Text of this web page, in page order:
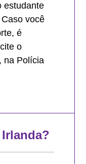
estudante
você
é
o
na Polícia